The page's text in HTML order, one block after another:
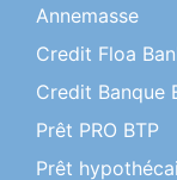
Annemasse
Credit Floa
Credit Banque
Prêt PRO BTP
Prêt